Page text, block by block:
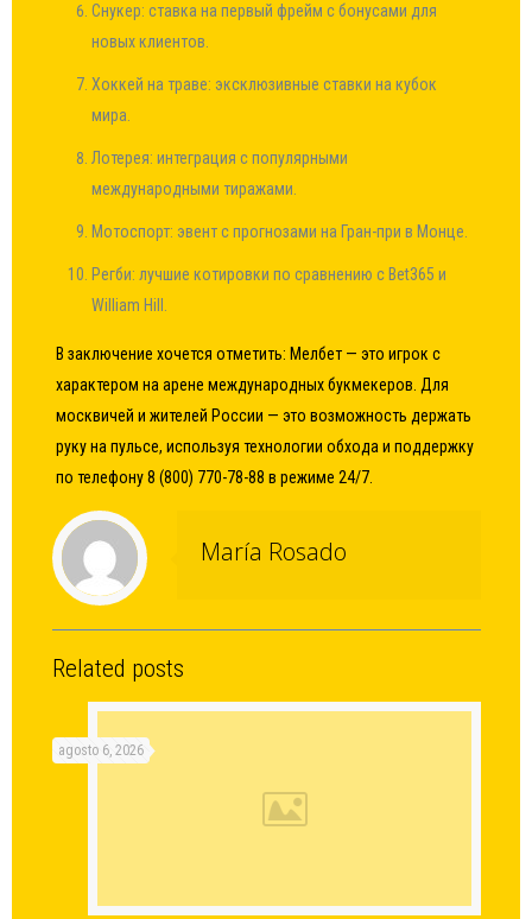
Снукер: ставка на первый фрейм с бонусами для
новых клиентов.
Хоккей на траве: эксклюзивные ставки на кубок
мира.
Лотерея: интеграция с популярными
международными тиражами.
Мотоспорт: эвент с прогнозами на Гран-при в Монце.
Регби: лучшие котировки по сравнению с Bet365 и
William Hill.
В заключение хочется отметить: Мелбет — это игрок с
характером на арене международных букмекеров. Для
москвичей и жителей России — это возможность держать
руку на пульсе, используя технологии обхода и поддержку
по телефону 8 (800) 770-78-88 в режиме 24/7.
María Rosado
Related posts
agosto 6, 2026